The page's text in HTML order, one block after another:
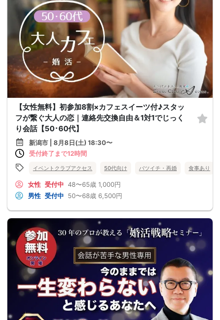
【女性無料】初参加8割×カフェスイーツ付♪スタッ
フが繋ぐ大人の恋｜連絡先交換自由＆1対1でじっく
り会話【50･60代】
新潟市 | 8月8日(土) 18:30〜
受付終了まで12時間
イベントクラブアクセス 50代向け バツイチ・再婚 食事あり
女性 受付中 48〜65歳 1,000円
男性 受付中 50〜68歳 6,500円